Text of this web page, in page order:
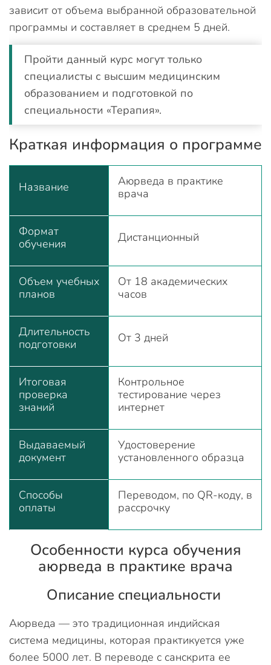
зависит от объема выбранной образовательной
программы и составляет в среднем 5 дней.
Пройти данный курс могут только
специалисты с высшим медицинским
образованием и подготовкой по
специальности «Терапия».
Краткая информация о программе
Название
Аюрведа в практике
врача
Формат
обучения
Дистанционный
Объем учебных
планов
От 18 академических
часов
Длительность
подготовки
От 3 дней
Итоговая
проверка
знаний
Контрольное
тестирование через
интернет
Выдаваемый
документ
Удостоверение
установленного образца
Способы
оплаты
Переводом, по QR-коду, в
рассрочку
Особенности курса обучения
аюрведа в практике врача
Описание специальности
Аюрведа — это традиционная индийская
система медицины, которая практикуется уже
более 5000 лет. В переводе с санскрита ее